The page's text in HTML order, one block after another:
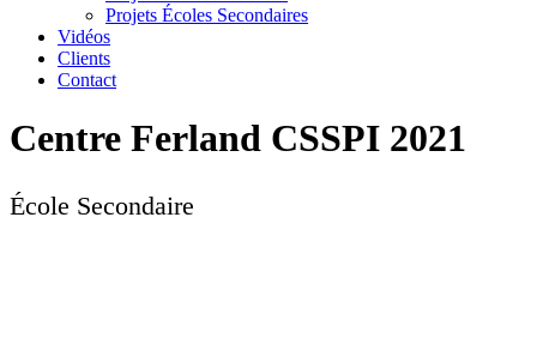
Projets Écoles Secondaires
Vidéos
Clients
Contact
Centre Ferland CSSPI 2021
École Secondaire